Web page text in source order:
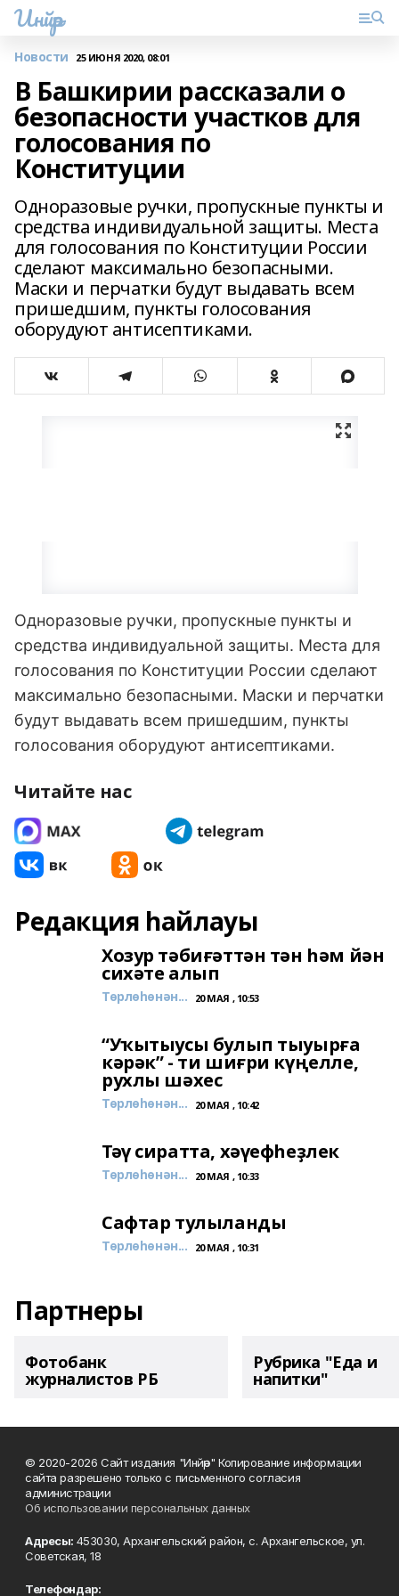
Инйәр
Новости 25 ИЮНЯ 2020, 08:01
В Башкирии рассказали о
безопасности участков для
голосования по
Конституции
Одноразовые ручки, пропускные пункты и
средства индивидуальной защиты. Места
для голосования по Конституции России
сделают максимально безопасными.
Маски и перчатки будут выдавать всем
пришедшим, пункты голосования
оборудуют антисептиками.
Одноразовые ручки, пропускные пункты и
средства индивидуальной защиты. Места для
голосования по Конституции России сделают
максимально безопасными. Маски и перчатки
будут выдавать всем пришедшим, пункты
голосования оборудуют антисептиками.
Читайте нас
Редакция һайлауы
Хозур тәбиғәттән тән һәм йән
сихәте алып
Төрлөһөнән... 20 МАЯ , 10:53
“Уҡытыусы булып тыуырға
кәрәк” - ти шиғри күңелле,
рухлы шәхес
Төрлөһөнән... 20 МАЯ , 10:42
Тәү сиратта, хәүефһеҙлек
Төрлөһөнән... 20 МАЯ , 10:33
Сафтар тулыланды
Төрлөһөнән... 20 МАЯ , 10:31
Партнеры
Фотобанк
журналистов РБ
Рубрика "Еда и
напитки"
© 2020-2026 Сайт издания "Инйәр" Копирование информации
сайта разрешено только с письменного согласия
администрации
Об использовании персональных данных
Адресы: 453030, Архангельский район, с. Архангельское, ул.
Советская, 18
Телефондар: